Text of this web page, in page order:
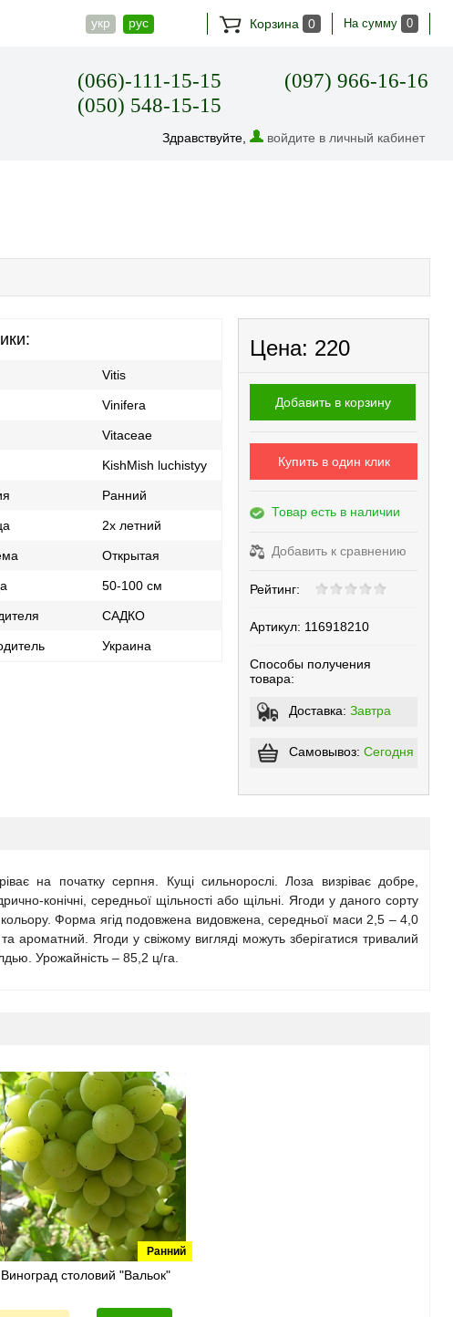
укр рус Корзина 0 На сумму 0
(066)-111-15-15
(050) 548-15-15
(097) 966-16-16
Здравствуйте, войдите в личный кабинет
Vitis
Vinifera
Vitaceae
KishMish luchistyy
Ранний
2х летний
Открытая
50-100 см
САДКО
Украина
Цена: 220
Добавить в корзину
Купить в один клик
Товар есть в наличии
Добавить к сравнению
Рейтинг:
Артикул: 116918210
Способы получения
товара:
Доставка: Завтра
Самовывоз: Сегодня
на початку серпня. Кущі сильнорослі. Лоза визріває добре,
конічні, середньої щільності або щільні. Ягоди у даного сорту
Форма ягід подовжена видовжена, середньої маси 2,5 – 4,0
ароматний. Ягоди у свіжому вигляді можуть зберігатися тривалий
Урожайність – 85,2 ц/га.
Ранний
Виноград столовий "Вальок"